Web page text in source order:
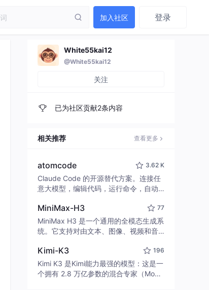
加入社区 登录
White55kai12
@White55kai12
关注
已为社区贡献2条内容
相关推荐 查看更多
atomcode 3.62 K
Claude Code 的开源替代方案。连接任
意大模型，编辑代码，运行命令，自动
致性能。 ｜ An open-source alternativ
e to Claude Code. Connect any LLM,
edit code, run commands, and verify
MiniMax-H3 77
MiniMax H3 是一个通用的全模态生成系
统。它支持对由文本、图像、视频和音
并能生成分辨率高达 2K、时长可达 15
秒的带原生立体声音频的视频。得益于
面向任务泛化的系统设计，H3 在预训练
Kimi-K3 196
Kimi K3 是Kimi能力最强的模型：这是一
个拥有 2.8 万亿参数的混合专家（Mo